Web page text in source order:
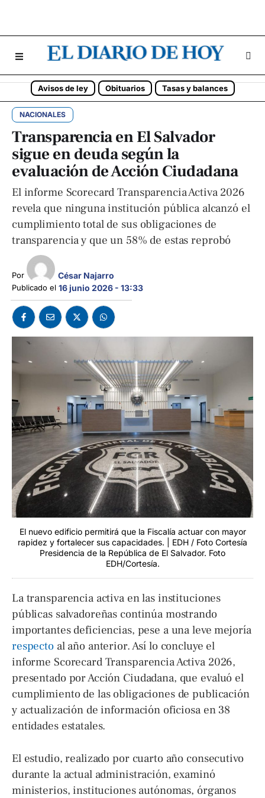
Avisos de ley Obituarios Tasas y balances
NACIONALES
Transparencia en El Salvador
sigue en deuda según la
evaluación de Acción Ciudadana
El informe Scorecard Transparencia Activa 2026
revela que ninguna institución pública alcanzó el
cumplimiento total de sus obligaciones de
transparencia y que un 58% de estas reprobó
Por César Najarro
Publicado el 16 junio 2026 - 13:33
El nuevo edificio permitirá que la Fiscalía actuar con mayor
rapidez y fortalecer sus capacidades. | EDH / Foto Cortesía
Presidencia de la República de El Salvador . Foto
EDH/Cortesía.
La transparencia activa en las instituciones
públicas salvadoreñas continúa mostrando
importantes deficiencias, pese a una leve mejoría
respecto al año anterior. Así lo concluye el
informe Scorecard Transparencia Activa 2026,
presentado por Acción Ciudadana, que evaluó el
cumplimiento de las obligaciones de publicación
y actualización de información oficiosa en 38
entidades estatales.
El estudio, realizado por cuarto año consecutivo
durante la actual administración, examinó
ministerios, instituciones autónomas, órganos